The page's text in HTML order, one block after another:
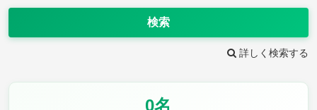
検索
詳しく検索する
0名
教科